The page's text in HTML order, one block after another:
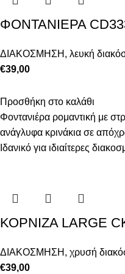
ΦΟΝΤΑΝΙΕΡΑ
ΔΙΑΚΟΣΜΗΣΗ , λευκή
€39,00
Προσθήκη στο καλάθι
Φοντανιέρα ρομαντική με
ανάγλυφα κρινάκια σε
Ιδανικό για ιδιαίτερες
ΚΟΡΝΙΖΑ LARGE
ΔΙΑΚΟΣΜΗΣΗ , χρυσή
€39,00